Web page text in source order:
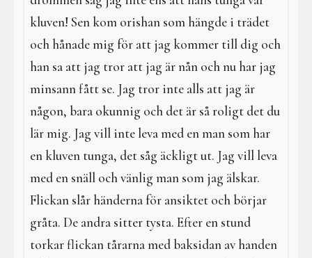
kluven! Sen kom orishan som hängde i trädet
och hånade mig för att jag kommer till dig och
han sa att jag tror att jag är nån och nu har jag
minsann fått se. Jag tror inte alls att jag är
någon, bara okunnig och det är så roligt det du
lär mig. Jag vill inte leva med en man som har
en kluven tunga, det såg äckligt ut. Jag vill leva
med en snäll och vänlig man som jag älskar.
Flickan slår händerna för ansiktet och börjar
gråta. De andra sitter tysta. Efter en stund
torkar flickan tårarna med baksidan av handen